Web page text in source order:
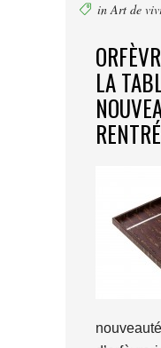
inArt de
LA